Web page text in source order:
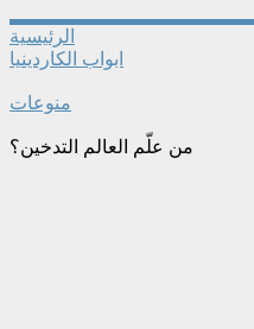
الرئيسية
ابواب الكاردينيا
منوعات
من علّم العالم التدخين؟